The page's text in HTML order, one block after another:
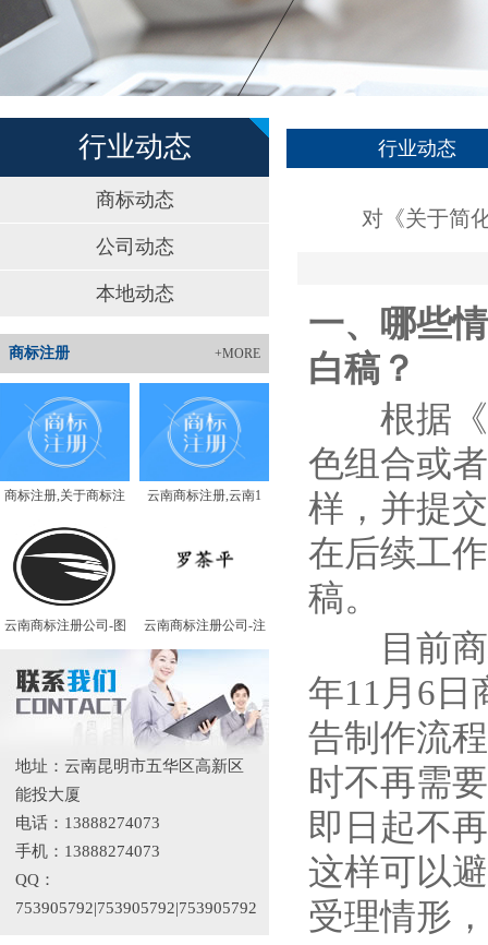
行业动态
商标动态
公司动态
本地动态
+MORE
商标注册
商标注册,关于商标注 云南商标注册,云南1
云南商标注册公司-图 云南商标注册公司-注
地址：云南昆明市五华区高新区
能投大厦
电话：13888274073
手机：13888274073
QQ：
753905792|753905792|753905792
行业动态
对《关于简
一、哪些
白稿？
根据《
色组合或
样，并提
在后续工
稿。
目前商
年11月6日
告制作流
时不再需
即日起不
这样可以
受理情形